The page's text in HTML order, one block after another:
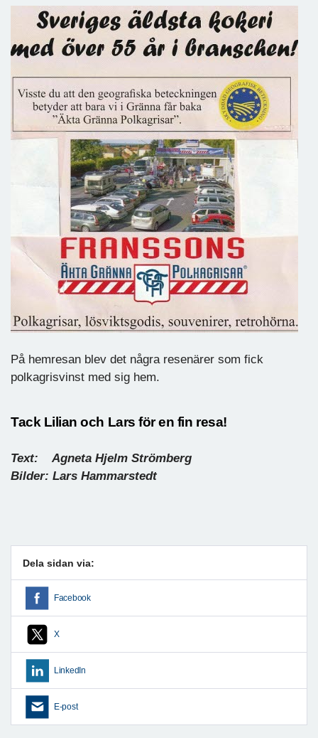
På hemresan blev det några resenärer som fick
polkagrisvinst med sig hem.
Tack Lilian och Lars för en fin resa!
Text: Agneta Hjelm Strömberg
Bilder: Lars Hammarstedt
Dela sidan via:
Facebook
X
LinkedIn
E-post